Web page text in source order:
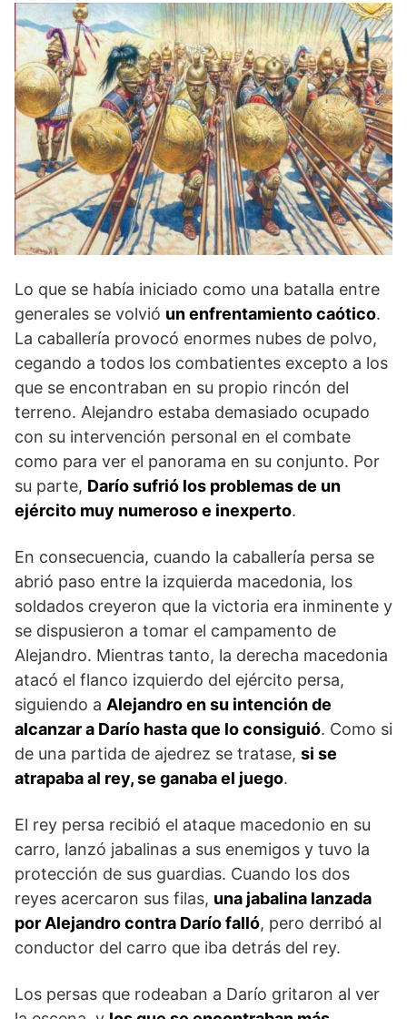
Lo que se había iniciado como una batalla entre
generales se volvió un enfrentamiento caótico.
La caballería provocó enormes nubes de polvo,
cegando a todos los combatientes excepto a los
que se encontraban en su propio rincón del
terreno. Alejandro estaba demasiado ocupado
con su intervención personal en el combate
como para ver el panorama en su conjunto. Por
su parte, Darío sufrió los problemas de un
ejército muy numeroso e inexperto.
En consecuencia, cuando la caballería persa se
abrió paso entre la izquierda macedonia, los
soldados creyeron que la victoria era inminente y
se dispusieron a tomar el campamento de
Alejandro. Mientras tanto, la derecha macedonia
atacó el flanco izquierdo del ejército persa,
siguiendo a Alejandro en su intención de
alcanzar a Darío hasta que lo consiguió. Como si
de una partida de ajedrez se tratase, si se
atrapaba al rey, se ganaba el juego.
El rey persa recibió el ataque macedonio en su
carro, lanzó jabalinas a sus enemigos y tuvo la
protección de sus guardias. Cuando los dos
reyes acercaron sus filas, una jabalina lanzada
por Alejandro contra Darío falló, pero derribó al
conductor del carro que iba detrás del rey.
Los persas que rodeaban a Darío gritaron al ver